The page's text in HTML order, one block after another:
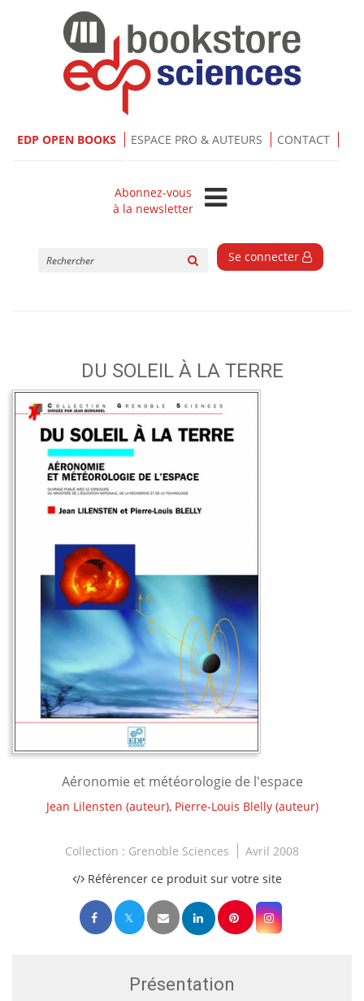
EDP OPEN BOOKS ESPACE PRO & AUTEURS CONTACT
Abonnez-vous
à la newsletter
Se connecter
DU SOLEIL À LA TERRE
Aéronomie et météorologie de l'espace
Jean Lilensten (auteur), Pierre-Louis Blelly(auteur)
Collection : Grenoble Sciences
Avril 2008
Référencer ce produit sur votre site
Présentation